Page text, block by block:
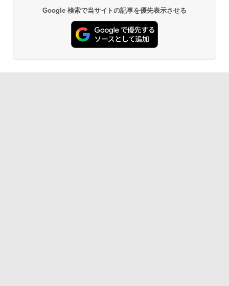
Google 検索で当サイトの記事を優先表示させる